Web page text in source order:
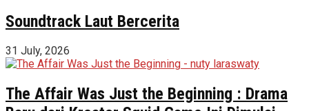
Soundtrack Laut Bercerita
31 July, 2026
The Affair Was Just the Beginning : Drama